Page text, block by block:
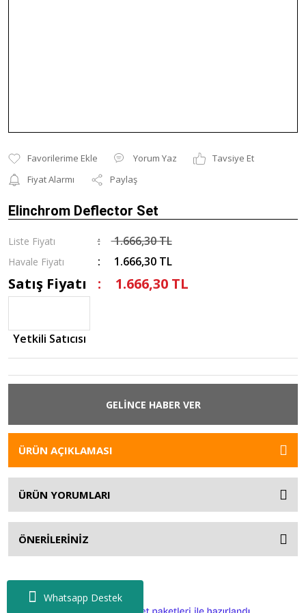
Whatsapp Destek
Yorum Yaz
Tavsiye Et
Fiyat Alarmı
Paylaş
Elinchrom Deflector Set
Liste Fiyatı 1.666,30 TL
Havale Fiyatı 1.666,30 TL
Satış Fiyatı 1.666,30 TL
Yetkili Satıcısı
GELİNCE HABER VER
ÜRÜN AÇIKLAMASI
ÜRÜN YORUMLARI
ÖNERİLERİNİZ